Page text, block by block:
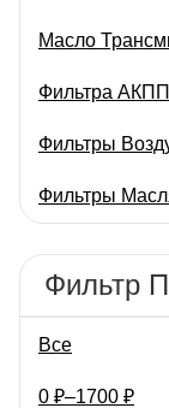
защиту
увеличению его
разработано с
Масло
Фильтра АКПП
Фильтры
Фильтры
Фильтр
Все
0 ₽–1700 ₽